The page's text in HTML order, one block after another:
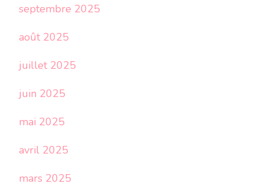
septembre 2025
août 2025
juillet 2025
juin 2025
mai 2025
avril 2025
mars 2025